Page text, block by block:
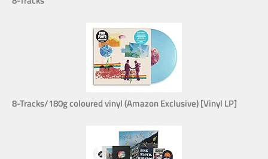
8-Tracks/180g coloured vinyl (Amazon Exclusive) [Vinyl LP]